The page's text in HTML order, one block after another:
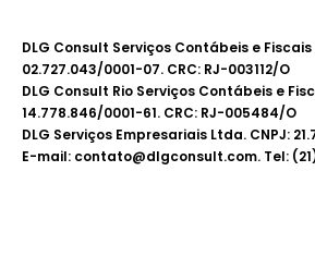
DLG Consult Serviços Contábeis e Fiscais
02.727.043/0001-07. CRC: RJ-003112/O
DLG Consult Rio Serviços Contábeis e
14.778.846/0001-61. CRC: RJ-005484/O
DLG Serviços Empresariais Ltda. CNPJ:
E-mail: contato@dlgconsult.com. Tel: